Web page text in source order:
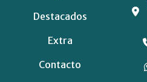
Destacados
Extra
Contacto